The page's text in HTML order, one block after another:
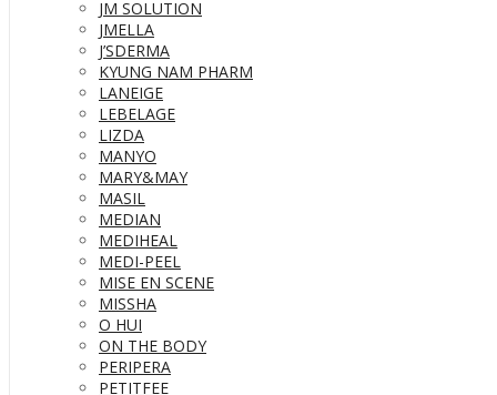
JM SOLUTION
JMELLA
J’SDERMA
KYUNG NAM PHARM
LANEIGE
LEBELAGE
LIZDA
MANYO
MARY&MAY
MASIL
MEDIAN
MEDIHEAL
MEDI-PEEL
MISE EN SCENE
MISSHA
O HUI
ON THE BODY
PERIPERA
PETITFEE